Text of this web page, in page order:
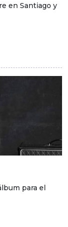
en Santiago y
para el